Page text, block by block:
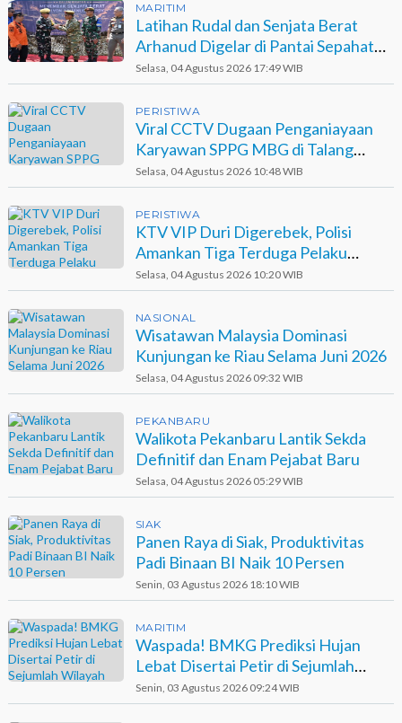
MARITIM
Latihan Rudal dan Senjata Berat
Arhanud Digelar di Pantai Sepahat
Bengkalis
Selasa, 04 Agustus 2026 17:49 WIB
PERISTIWA
Viral CCTV Dugaan Penganiayaan
Karyawan SPPG MBG di Talang
Muandau
Selasa, 04 Agustus 2026 10:48 WIB
PERISTIWA
KTV VIP Duri Digerebek, Polisi
Amankan Tiga Terduga Pelaku
Narkotika
Selasa, 04 Agustus 2026 10:20 WIB
NASIONAL
Wisatawan Malaysia Dominasi
Kunjungan ke Riau Selama Juni 2026
Selasa, 04 Agustus 2026 09:32 WIB
PEKANBARU
Walikota Pekanbaru Lantik Sekda
Definitif dan Enam Pejabat Baru
Selasa, 04 Agustus 2026 05:29 WIB
SIAK
Panen Raya di Siak, Produktivitas
Padi Binaan BI Naik 10 Persen
Senin, 03 Agustus 2026 18:10 WIB
MARITIM
Waspada! BMKG Prediksi Hujan
Lebat Disertai Petir di Sejumlah
Wilayah Riau
Senin, 03 Agustus 2026 09:24 WIB